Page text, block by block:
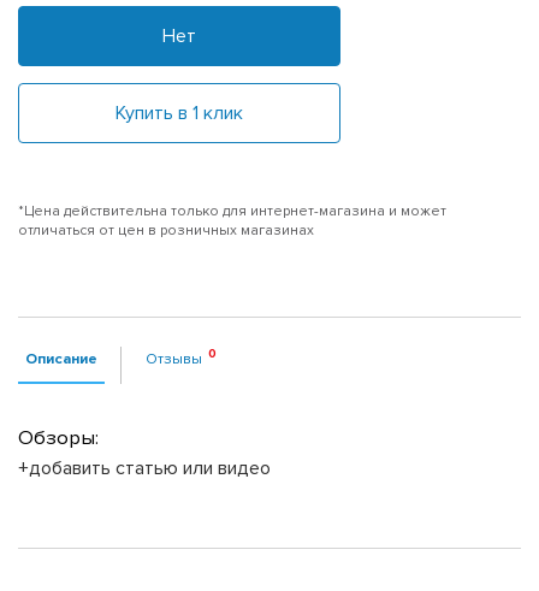
Нет
Купить в 1 клик
*Цена действительна только для интернет-магазина и может
отличаться от цен в розничных магазинах
Описание Отзывы
Обзоры:
+добавить статью или видео